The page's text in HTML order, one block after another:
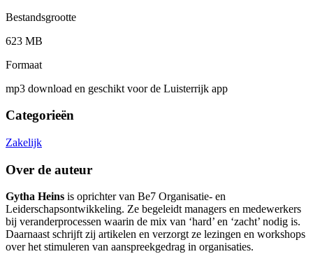
Bestandsgrootte
623 MB
Formaat
mp3 download en geschikt voor de Luisterrijk app
Categorieën
Zakelijk
Over de auteur
Gytha Heins is oprichter van Be7 Organisatie- en
Leiderschapsontwikkeling. Ze begeleidt managers en medewerkers
bij veranderprocessen waarin de mix van ‘hard’ en ‘zacht’ nodig is.
Daarnaast schrijft zij artikelen en verzorgt ze lezingen en workshops
over het stimuleren van aanspreekgedrag in organisaties.